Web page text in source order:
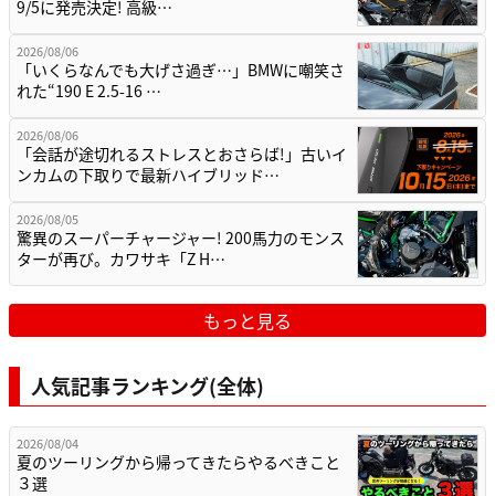
9/5に発売決定! 高級…
2026/08/06
「いくらなんでも大げさ過ぎ…」BMWに嘲笑さ
れた“190 E 2.5-16 …
2026/08/06
「会話が途切れるストレスとおさらば!」古いイ
ンカムの下取りで最新ハイブリッド…
2026/08/05
驚異のスーパーチャージャー! 200馬力のモンス
ターが再び。カワサキ「Z H…
もっと見る
人気記事ランキング(全体)
2026/08/04
夏のツーリングから帰ってきたらやるべきこと
３選